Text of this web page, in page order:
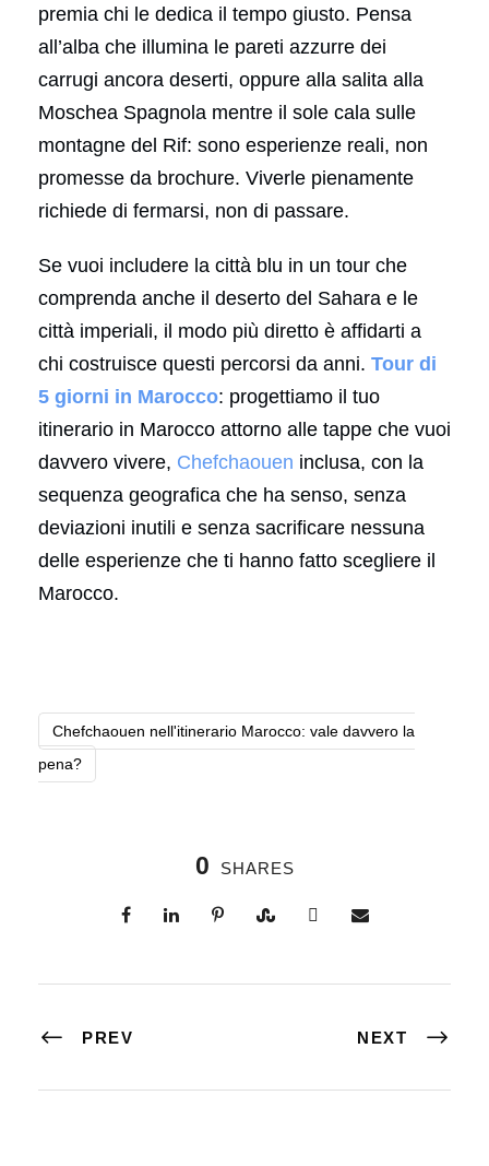
premia chi le dedica il tempo giusto. Pensa
all’alba che illumina le pareti azzurre dei
carrugi ancora deserti, oppure alla salita alla
Moschea Spagnola mentre il sole cala sulle
montagne del Rif: sono esperienze reali, non
promesse da brochure. Viverle pienamente
richiede di fermarsi, non di passare.
Se vuoi includere la città blu in un tour che
comprenda anche il deserto del Sahara e le
città imperiali, il modo più diretto è affidarti a
chi costruisce questi percorsi da anni. Tour di
5 giorni in Marocco: progettiamo il tuo
itinerario in Marocco attorno alle tappe che vuoi
davvero vivere, Chefchaouen inclusa, con la
sequenza geografica che ha senso, senza
deviazioni inutili e senza sacrificare nessuna
delle esperienze che ti hanno fatto scegliere il
Marocco.
Chefchaouen nell'itinerario Marocco: vale davvero la
pena?
0 SHARES
PREV NEXT